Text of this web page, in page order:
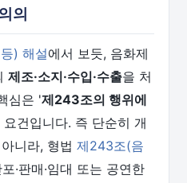
의
) 해설에서 보듯, 음화제
제조·소지·수입·수출을 처
심은 '제243조의 행위에
건입니다. 즉 단순히 개
니라, 형법 제243조(음
·판매·임대 또는 공연한